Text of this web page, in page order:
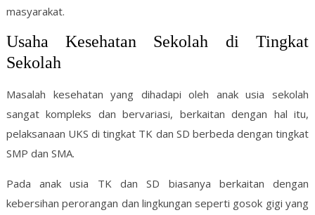
masyarakat.
Usaha Kesehatan Sekolah di Tingkat
Sekolah
Masalah kesehatan yang dihadapi oleh anak usia sekolah
sangat kompleks dan bervariasi, berkaitan dengan hal itu,
pelaksanaan UKS di tingkat TK dan SD berbeda dengan tingkat
SMP dan SMA.
Pada anak usia TK dan SD biasanya berkaitan dengan
kebersihan perorangan dan lingkungan seperti gosok gigi yang